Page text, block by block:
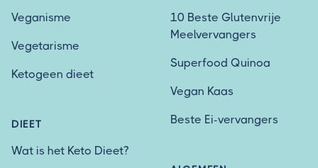
Veganisme
Vegetarisme
Ketogeen dieet
DIEET
Wat is het Keto Dieet?
10 Beste Glutenvrije
Meelvervangers
Superfood Quinoa
Vegan Kaas
Beste Ei-vervangers